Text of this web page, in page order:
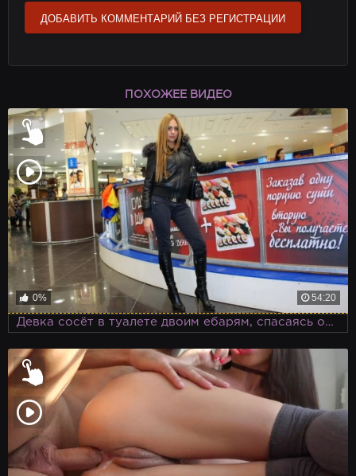
ДОБАВИТЬ КОММЕНТАРИЙ БЕЗ РЕГИСТРАЦИИ
ПОХОЖЕЕ ВИДЕО
0% 54:20
Девка сосёт в туалете двоим ебарям, спасаясь от зимней стужи в недрах торгового центра